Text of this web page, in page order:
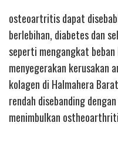
osteoartritis dapat
berlebihan, diabetes dan
seperti mengangkat
menyegerakan kerusakan
kolagen di Halmahera
rendah disebanding
menimbulkan